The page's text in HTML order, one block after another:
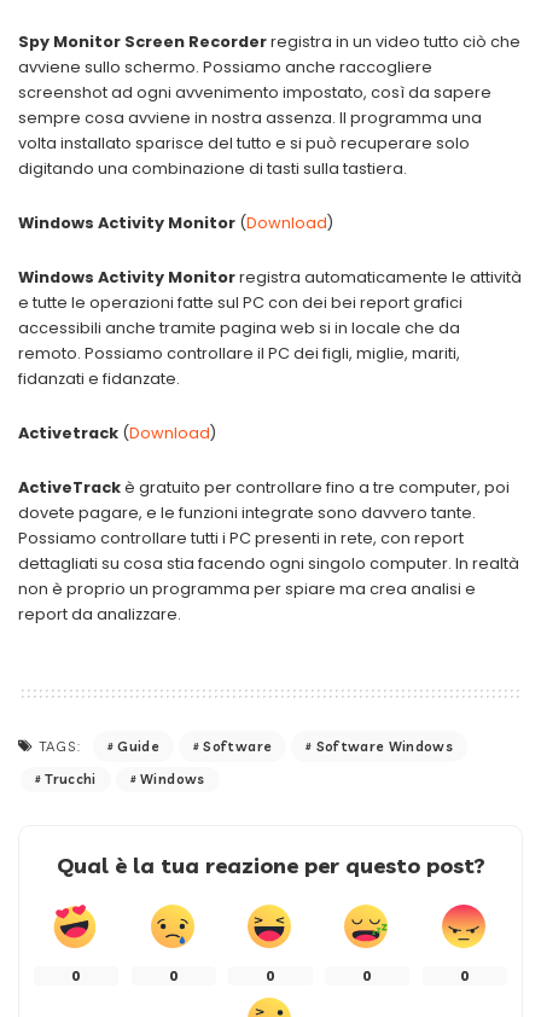
Spy Monitor Screen Recorderregistra in un video tutto ciò che
avviene sullo schermo. Possiamo anche raccogliere
screenshot ad ogni avvenimento impostato, così da sapere
sempre cosa avviene in nostra assenza. Il programma una
volta installato sparisce del tutto e si può recuperare solo
digitando una combinazione di tasti sulla tastiera.
Windows Activity Monitor (Download)
Windows Activity Monitorregistra automaticamente le attività
e tutte le operazioni fatte sul PC con dei bei report grafici
accessibili anche tramite pagina web si in locale che da
remoto. Possiamo controllare il PC dei figli, miglie, mariti,
fidanzati e fidanzate.
Activetrack (Download)
ActiveTrackè gratuito per controllare fino a tre computer, poi
dovete pagare, e le funzioni integrate sono davvero tante.
Possiamo controllare tutti i PC presenti in rete, con report
dettagliati su cosa stia facendo ogni singolo computer. In realtà
non è proprio un programma per spiare ma crea analisi e
report da analizzare.
TAGS: Guide Software
Software Windows
Trucchi
Windows
Qual è la tua reazione per questo post?
0 0 0 0 0